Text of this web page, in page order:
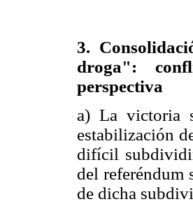
3.
droga":
perspectiva
a) La victoria
estabilización
difícil
del referéndum
de dicha